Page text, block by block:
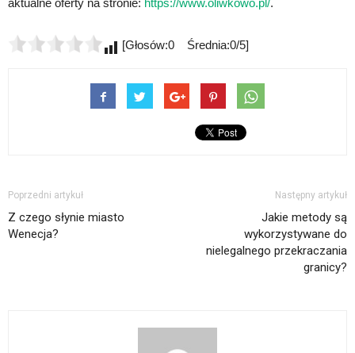
[Głosów:0 Średnia:0/5]
Poprzedni artykuł
Z czego słynie miasto
Wenecja?
Następny artykuł
Jakie metody są
wykorzystywane do
nielegalnego przekraczania
granicy?